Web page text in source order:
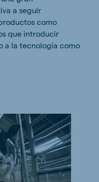
a seguir
como
que introducir
a la tecnología como